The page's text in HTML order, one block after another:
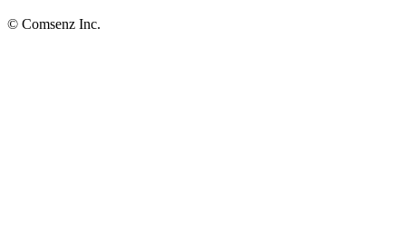
© Comsenz Inc.